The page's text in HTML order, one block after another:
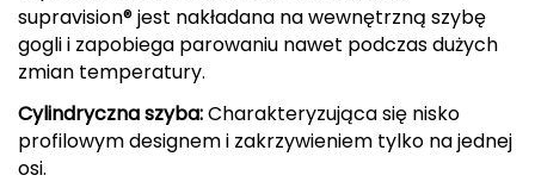
ENERO PRO
Elmer by Swany
Extremities
supravision® jest nakładana na wewnętrzną szybę
gogli i zapobiega parowaniu nawet podczas dużych
zmian temperatury.
Cylindryczna szyba:Charakteryzująca się nisko
profilowym designem i zakrzywieniem tylko na jednej
osi.